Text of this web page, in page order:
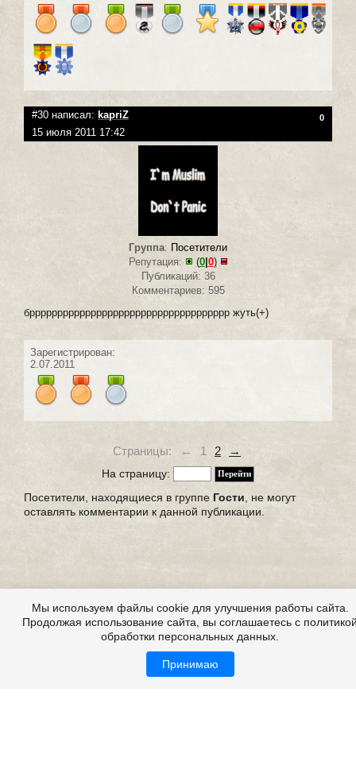
#30 написал: kapriZ 0
15 июля 2011 17:42
Группа: Посетители
Репутация:
(0|0)
Публикаций: 36
Комментариев: 595
брррррррррррррррррррррррррррррррррррр жуть(+)
Зарегистрирован:
2.07.2011
Страницы: ← 1 2 →
На страницу:
Посетители, находящиеся в группе Гости , не могут
оставлять комментарии к данной публикации.
Мы используем файлы cookie для улучшения работы сайта.
Продолжая использование сайта, вы соглашаетесь с
обработки персональных данных.
Принимаю